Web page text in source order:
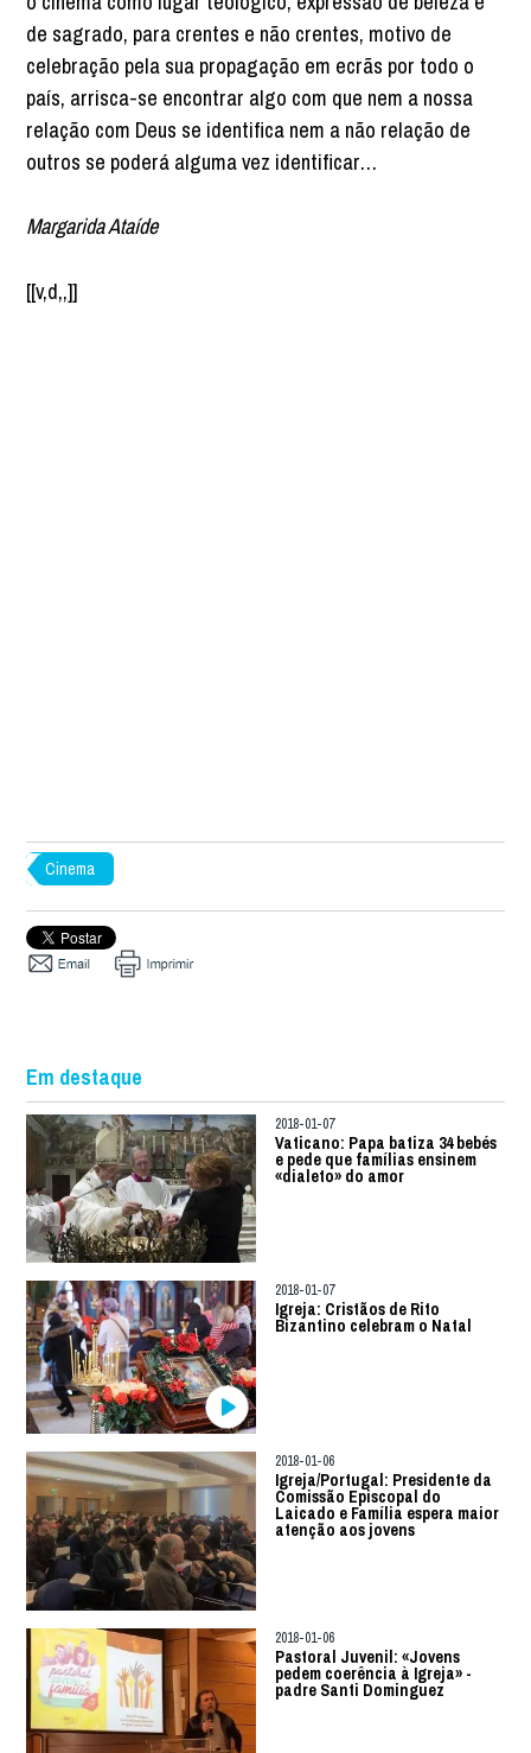
de sagrado, para crentes e não crentes, motivo de
celebração pela sua propagação em ecrãs por todo o
país, arrisca-se encontrar algo com que nem a nossa
relação com Deus se identifica nem a não relação de
outros se poderá alguma vez identificar…
Margarida Ataíde
[[v,d,,]]
Cinema
Em destaque
2018-01-07
Vaticano: Papa batiza 34 bebés
e pede que famílias ensinem
«dialeto» do amor
2018-01-07
Igreja: Cristãos de Rito
Bizantino celebram o Natal
2018-01-06
Igreja/Portugal: Presidente da
Comissão Episcopal do
Laicado e Família espera maior
atenção aos jovens
2018-01-06
Pastoral Juvenil: «Jovens
pedem coerência à Igreja» -
padre Santi Dominguez